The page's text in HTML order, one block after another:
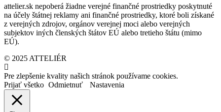
attelier.sk nepoberá žiadne verejné finančné prostriedky poskytnuté
na účely štátnej reklamy ani finančné prostriedky, ktoré boli získané
z verejných zdrojov, orgánov verejnej moci alebo verejných
subjektov iných členských štátov EÚ alebo tretieho štátu (mimo
EÚ).
© 2025 ATTELIÉR
Pre zlepšenie kvality našich stránok používame cookies.
Prijať všetko Odmietnuť Nastavenia